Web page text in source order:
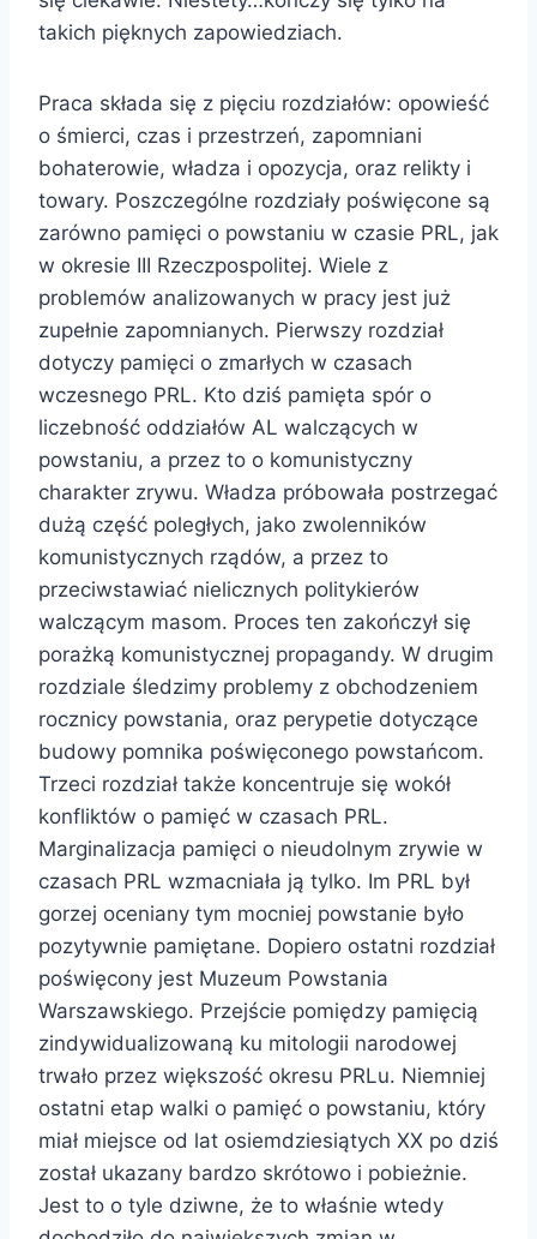
takich pięknych zapowiedziach.
Praca składa się z pięciu rozdziałów: opowieść
o śmierci, czas i przestrzeń, zapomniani
bohaterowie, władza i opozycja, oraz relikty i
towary. Poszczególne rozdziały poświęcone są
zarówno pamięci o powstaniu w czasie PRL, jak
w okresie III Rzeczpospolitej. Wiele z
problemów analizowanych w pracy jest już
zupełnie zapomnianych. Pierwszy rozdział
dotyczy pamięci o zmarłych w czasach
wczesnego PRL. Kto dziś pamięta spór o
liczebność oddziałów AL walczących w
powstaniu, a przez to o komunistyczny
charakter zrywu. Władza próbowała postrzegać
dużą część poległych, jako zwolenników
komunistycznych rządów, a przez to
przeciwstawiać nielicznych politykierów
walczącym masom. Proces ten zakończył się
porażką komunistycznej propagandy. W drugim
rozdziale śledzimy problemy z obchodzeniem
rocznicy powstania, oraz perypetie dotyczące
budowy pomnika poświęconego powstańcom.
Trzeci rozdział także koncentruje się wokół
konfliktów o pamięć w czasach PRL.
Marginalizacja pamięci o nieudolnym zrywie w
czasach PRL wzmacniała ją tylko. Im PRL był
gorzej oceniany tym mocniej powstanie było
pozytywnie pamiętane. Dopiero ostatni rozdział
poświęcony jest Muzeum Powstania
Warszawskiego. Przejście pomiędzy pamięcią
zindywidualizowaną ku mitologii narodowej
trwało przez większość okresu PRLu. Niemniej
ostatni etap walki o pamięć o powstaniu, który
miał miejsce od lat osiemdziesiątych XX po dziś
został ukazany bardzo skrótowo i pobieżnie.
Jest to o tyle dziwne, że to właśnie wtedy